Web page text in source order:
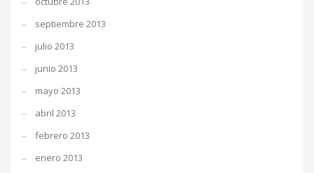
septiembre 2013
julio 2013
junio 2013
mayo 2013
abril 2013
febrero 2013
enero 2013